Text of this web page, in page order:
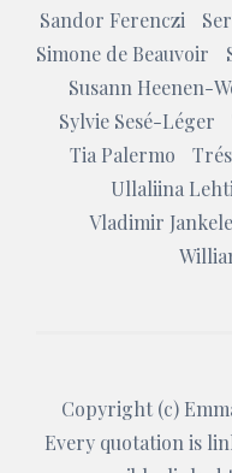
Sandor Ferenczi
Simone de Beauvoir
Susann Heenen-
Sylvie Sesé-Léger
Tia Palermo
Ullaliina
Vladimir
Copyright (c)
Every quotation is